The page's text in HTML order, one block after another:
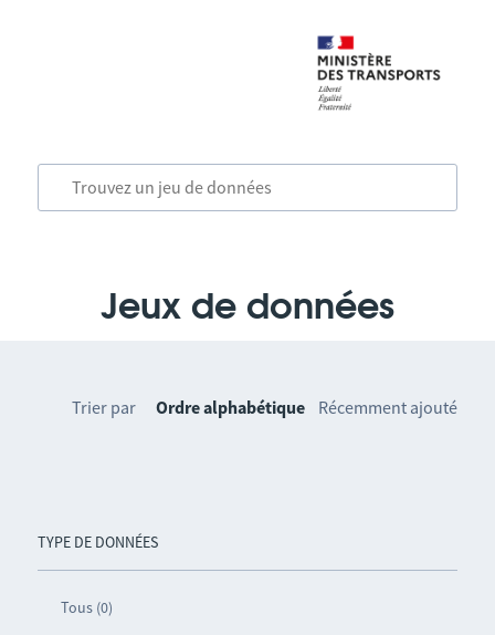
Jeux de données
TYPE DE DONNÉES
Tous (0)
Trier par Ordre alphabétique Récemment ajouté